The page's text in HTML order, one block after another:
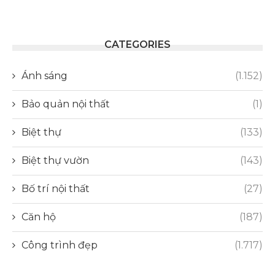
CATEGORIES
Ánh sáng (1.152)
Bảo quản nội thất (1)
Biệt thự (133)
Biệt thự vườn (143)
Bố trí nội thất (27)
Căn hộ (187)
Công trình đẹp (1.717)